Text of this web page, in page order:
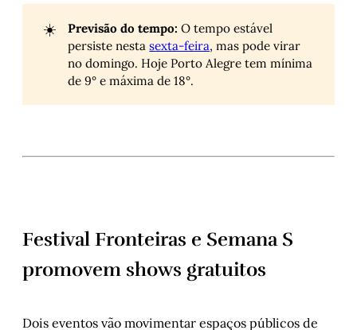
☀️ Previsão do tempo: O tempo estável
persiste nestasexta-feira, mas pode virar
no domingo. Hoje Porto Alegre tem mínima
de 9° e máxima de 18°.
Festival Fronteiras e Semana S
promovem shows gratuitos
Dois eventos vão movimentar espaços públicos de